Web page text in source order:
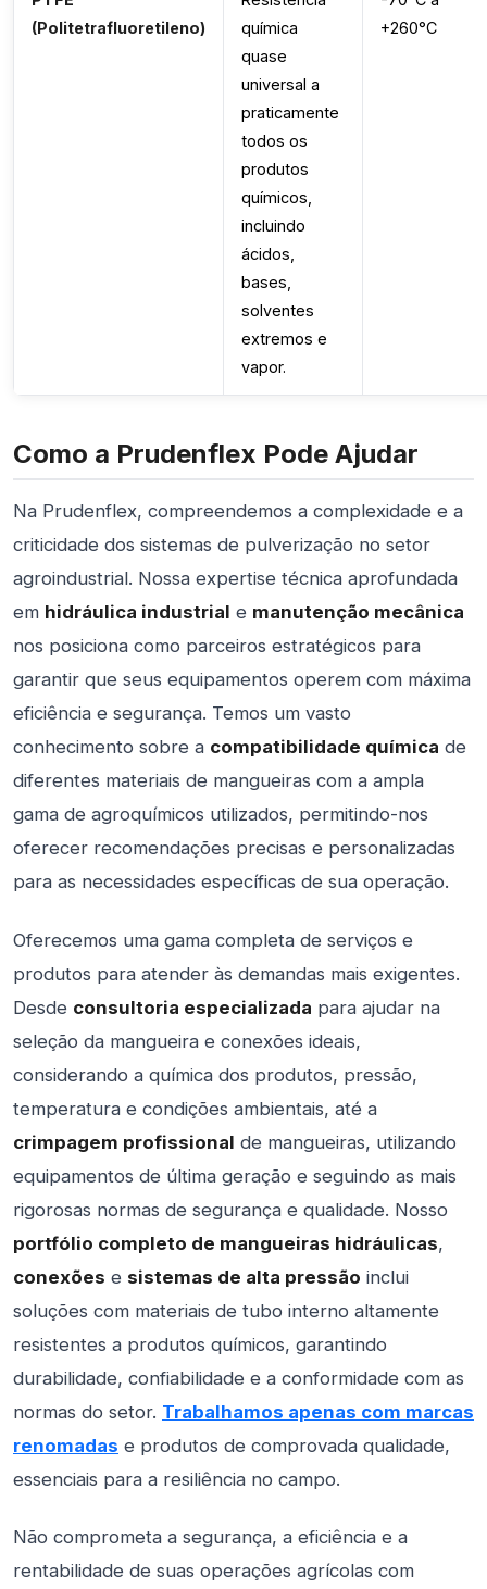
(Politetrafluoretileno)
química
quase
universal a
praticamente
todos os
produtos
químicos,
incluindo
ácidos,
bases,
solventes
extremos e
vapor.
+260°C
Como a Prudenflex Pode Ajudar
Na Prudenflex, compreendemos a complexidade e a
criticidade dos sistemas de pulverização no setor
agroindustrial. Nossa expertise técnica aprofundada
em hidráulica industrial e manutenção mecânica
nos posiciona como parceiros estratégicos para
garantir que seus equipamentos operem com máxima
eficiência e segurança. Temos um vasto
conhecimento sobre a compatibilidade química de
diferentes materiais de mangueiras com a ampla
gama de agroquímicos utilizados, permitindo-nos
oferecer recomendações precisas e personalizadas
para as necessidades específicas de sua operação.
Oferecemos uma gama completa de serviços e
produtos para atender às demandas mais exigentes.
Desde consultoria especializada para ajudar na
seleção da mangueira e conexões ideais,
considerando a química dos produtos, pressão,
temperatura e condições ambientais, até a
crimpagem profissional de mangueiras, utilizando
equipamentos de última geração e seguindo as mais
rigorosas normas de segurança e qualidade. Nosso
portfólio completo de mangueiras hidráulicas,
conexões e sistemas de alta pressão inclui
soluções com materiais de tubo interno altamente
resistentes a produtos químicos, garantindo
durabilidade, confiabilidade e a conformidade com as
normas do setor. Trabalhamos apenas com marcas
renomadas e produtos de comprovada qualidade,
essenciais para a resiliência no campo.
Não comprometa a segurança, a eficiência e a
rentabilidade de suas operações agrícolas com